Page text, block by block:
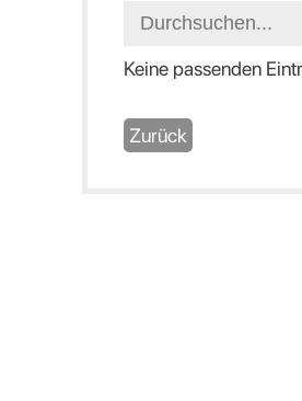
Keine passenden
Zurück